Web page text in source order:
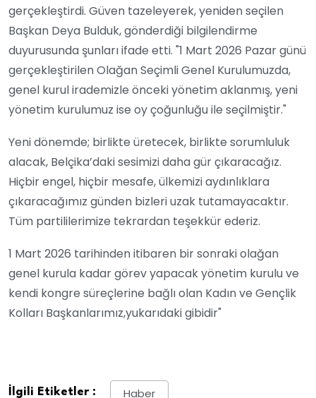
gerçekleştirdi. Güven tazeleyerek, yeniden seçilen
Başkan Deya Bulduk, gönderdiği bilgilendirme
duyurusunda şunları ifade etti. "1 Mart 2026 Pazar günü
gerçekleştirilen Olağan Seçimli Genel Kurulumuzda,
genel kurul irademizle önceki yönetim aklanmış, yeni
yönetim kurulumuz ise oy çoğunluğu ile seçilmiştir."
Yeni dönemde; birlikte üretecek, birlikte sorumluluk
alacak, Belçika’daki sesimizi daha gür çıkaracağız.
Hiçbir engel, hiçbir mesafe, ülkemizi aydınlıklara
çıkaracağımız günden bizleri uzak tutamayacaktır.
Tüm partililerimize tekrardan teşekkür ederiz.
1 Mart 2026 tarihinden itibaren bir sonraki olağan
genel kurula kadar görev yapacak yönetim kurulu ve
kendi kongre süreçlerine bağlı olan Kadın ve Gençlik
Kolları Başkanlarımız,yukarıdaki gibidir"
İlgili Etiketler : Haber